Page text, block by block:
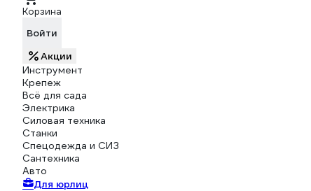
Корзина
Войти
Акции
Инструмент
Крепеж
Всё для сада
Электрика
Силовая техника
Станки
Спецодежда и СИЗ
Сантехника
Авто
Для юрлиц